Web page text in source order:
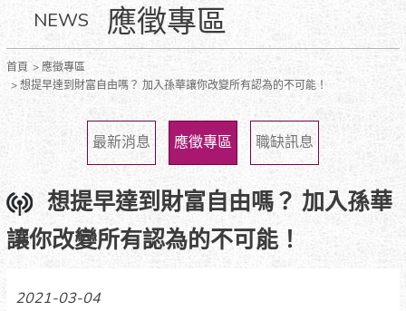
NEWS 應徵專區
首頁
應徵專區
想提早達到財富自由嗎？ 加入孫華讓你改變所有認為的不可能！
最新消息 應徵專區 職缺訊息
想提早達到財富自由嗎？ 加入孫華
讓你改變所有認為的不可能！
2021-03-04